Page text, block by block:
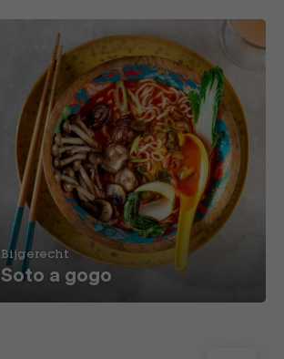
Bijgerecht
Soto a gogo